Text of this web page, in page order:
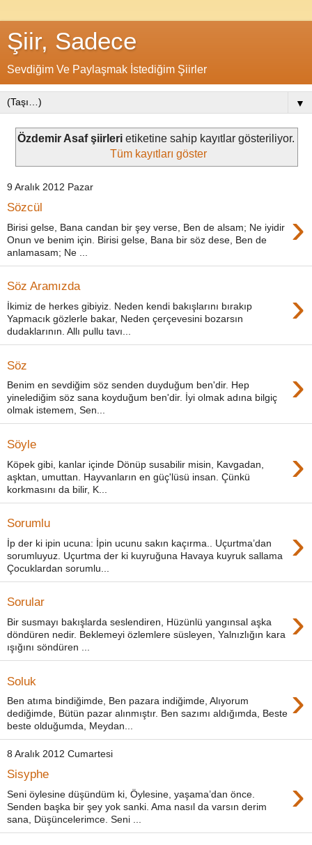
Şiir, Sadece
Sevdiğim Ve Paylaşmak İstediğim Şiirler
▼
Özdemir Asaf şiirleri etiketine sahip kayıtlar gösteriliyor.
Tüm kayıtları göster
9 Aralık 2012 Pazar
Sözcül ›
Birisi gelse, Bana candan bir şey verse, Ben de alsam; Ne iyidir
Onun ve benim için. Birisi gelse, Bana bir söz dese, Ben de
anlamasam; Ne ...
Söz Aramızda ›
İkimiz de herkes gibiyiz. Neden kendi bakışlarını bırakıp
Yapmacık gözlerle bakar, Neden çerçevesini bozarsın
dudaklarının. Allı pullu tavı...
Söz ›
Benim en sevdiğim söz senden duyduğum ben'dir. Hep
yinelediğim söz sana koyduğum ben'dir. İyi olmak adına bilgiç
olmak istemem, Sen...
Söyle ›
Köpek gibi, kanlar içinde Dönüp susabilir misin, Kavgadan,
aşktan, umuttan. Hayvanların en güç'lüsü insan. Çünkü
korkmasını da bilir, K...
Sorumlu ›
İp der ki ipin ucuna: İpin ucunu sakın kaçırma.. Uçurtma’dan
sorumluyuz. Uçurtma der ki kuyruğuna Havaya kuyruk sallama
Çocuklardan sorumlu...
Sorular ›
Bir susmayı bakışlarda seslendiren, Hüzünlü yangınsal aşka
döndüren nedir. Beklemeyi özlemlere süsleyen, Yalnızlığın kara
ışığını söndüren ...
Soluk ›
Ben atıma bindiğimde, Ben pazara indiğimde, Alıyorum
dediğimde, Bütün pazar alınmıştır. Ben sazımı aldığımda, Beste
beste olduğumda, Meydan...
8 Aralık 2012 Cumartesi
Sisyphe ›
Seni öylesine düşündüm ki, Öylesine, yaşama’dan önce.
Senden başka bir şey yok sanki. Ama nasıl da varsın derim
sana, Düşüncelerimce. Seni ...